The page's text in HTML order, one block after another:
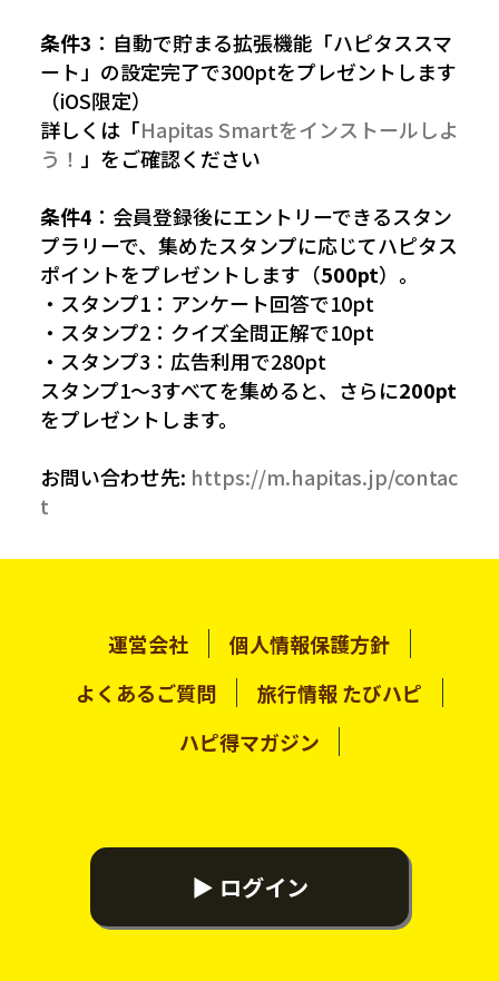
条件3 ：自動で貯まる拡張機能「ハピタススマ
ート」の設定完了で300ptをプレゼントします
（iOS限定）
詳しくは「Hapitas Smartをインストールしよ
う！ 」をご確認ください
条件4 ：会員登録後にエントリーできるスタン
プラリーで、集めたスタンプに応じてハピタス
ポイントをプレゼントします（500pt）。
・スタンプ1：アンケート回答で10pt
・スタンプ2：クイズ全問正解で10pt
・スタンプ3：広告利用で280pt
スタンプ1〜3すべてを集めると、さらに200pt
をプレゼントします。
お問い合わせ先: https://m.hapitas.jp/contac
t
運営会社
個人情報保護方針
よくあるご質問
旅行情報 たびハピ
ハピ得マガジン
▶ ログイン